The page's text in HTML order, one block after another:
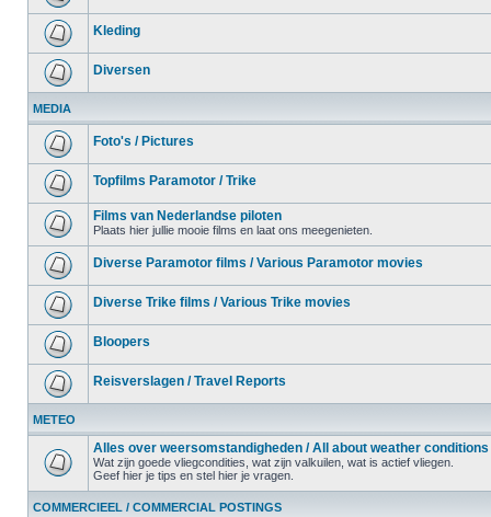
Kleding
Diversen
MEDIA
Foto's / Pictures
Topfilms Paramotor / Trike
Films van Nederlandse piloten
Plaats hier jullie mooie films en laat ons meegenieten.
Diverse Paramotor films / Various Paramotor movies
Diverse Trike films / Various Trike movies
Bloopers
Reisverslagen / Travel Reports
METEO
Alles over weersomstandigheden / All about weather conditions
Wat zijn goede vliegcondities, wat zijn valkuilen, wat is actief vliegen.
Geef hier je tips en stel hier je vragen.
COMMERCIEEL / COMMERCIAL POSTINGS